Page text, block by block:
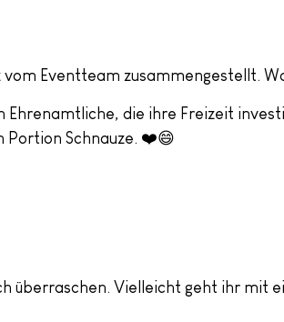
Eventteam zusammengestellt.
die ihre Freizeit
Portion Schnauze. ❤️😄
überraschen. Vielleicht geht ihr mit